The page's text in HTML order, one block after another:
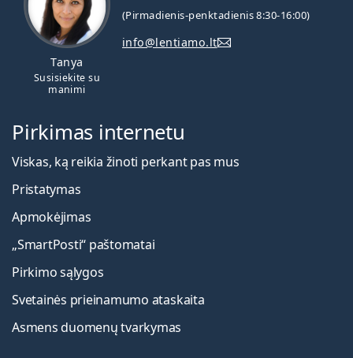
Tanya
Susisiekite su
manimi
(Pirmadienis-penktadienis 8:30-16:00)
info@lentiamo.lt
Pirkimas internetu
Viskas, ką reikia žinoti perkant pas mus
Pristatymas
Apmokėjimas
„SmartPosti“ paštomatai
Pirkimo sąlygos
Svetainės prieinamumo ataskaita
Asmens duomenų tvarkymas